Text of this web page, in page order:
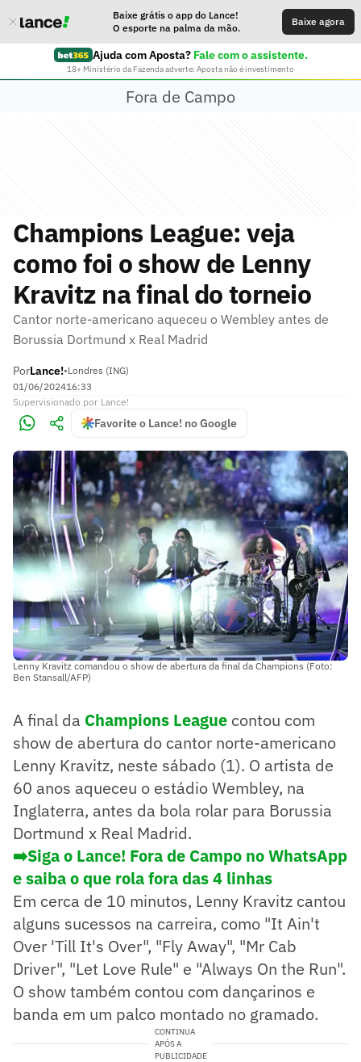
Baixe grátis o app do Lance!
O esporte na palma da mão.
Baixe agora
Ajuda com Aposta? Fale com o assistente.
18+ Ministério da Fazenda adverte: Aposta não é investimento
Fora de Campo
Champions League: veja
como foi o show de Lenny
Kravitz na final do torneio
Cantor norte-americano aqueceu o Wembley antes de
Borussia Dortmund x Real Madrid
PorLance!•Londres (ING)
01/06/202416:33
Supervisionado por Lance!
Favorite o Lance! no Google
Lenny Kravitz comandou o show de abertura da final da Champions (Foto:
Ben Stansall/AFP)
A final da Champions League contou com
show de abertura do cantor norte-americano
Lenny Kravitz, neste sábado (1). O artista de
60 anos aqueceu o estádio Wembley, na
Inglaterra, antes da bola rolar para Borussia
Dortmund x Real Madrid.
➡️Siga o Lance! Fora de Campo no WhatsApp
e saiba o que rola fora das 4 linhas
Em cerca de 10 minutos, Lenny Kravitz cantou
alguns sucessos na carreira, como "It Ain't
Over 'Till It's Over", "Fly Away", "Mr Cab
Driver", "Let Love Rule" e "Always On the Run".
O show também contou com dançarinos e
banda em um palco montado no gramado.
CONTINUA
APÓS A
PUBLICIDADE